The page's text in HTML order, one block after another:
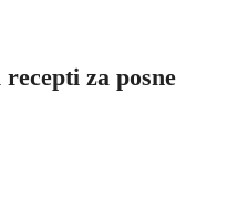
za posne